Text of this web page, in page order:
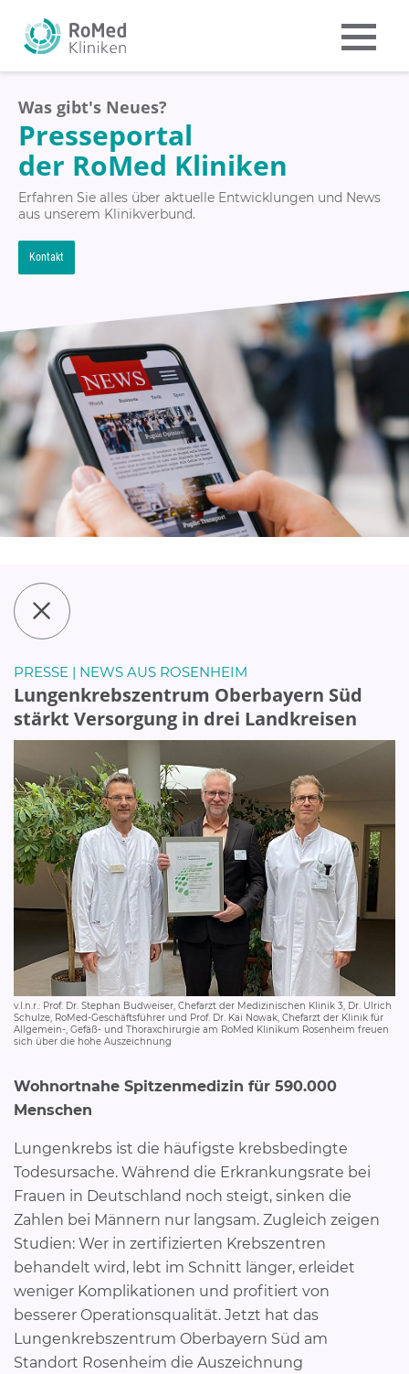
Was gibt's Neues?
Presseportal
der RoMed Kliniken
Erfahren Sie alles über aktuelle Entwicklungen und News
aus unserem Klinikverbund.
Kontakt
PRESSE | NEWS AUS ROSENHEIM
Lungenkrebszentrum Oberbayern Süd
stärkt Versorgung in drei Landkreisen
v.l.n.r.: Prof. Dr. Stephan Budweiser, Chefarzt der Medizinischen Klinik 3, Dr. Ulrich
Schulze, RoMed-Geschäftsführer und Prof. Dr. Kai Nowak, Chefarzt der Klinik für
Allgemein-, Gefäß- und Thoraxchirurgie am RoMed Klinikum Rosenheim freuen
sich über die hohe Auszeichnung
Wohnortnahe Spitzenmedizin für 590.000
Menschen
Lungenkrebs ist die häufigste krebsbedingte
Todesursache. Während die Erkrankungsrate bei
Frauen in Deutschland noch steigt, sinken die
Zahlen bei Männern nur langsam. Zugleich zeigen
Studien: Wer in zertifizierten Krebszentren
behandelt wird, lebt im Schnitt länger, erleidet
weniger Komplikationen und profitiert von
besserer Operationsqualität. Jetzt hat das
Lungenkrebszentrum Oberbayern Süd am
Standort Rosenheim die Auszeichnung